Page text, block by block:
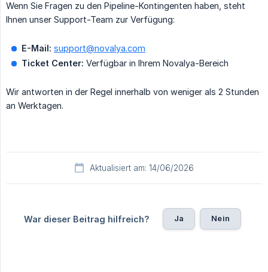
Wenn Sie Fragen zu den Pipeline-Kontingenten haben, steht
Ihnen unser Support-Team zur Verfügung:
E-Mail: support@novalya.com
Ticket Center: Verfügbar in Ihrem Novalya-Bereich
Wir antworten in der Regel innerhalb von weniger als 2 Stunden
an Werktagen.
Aktualisiert am: 14/06/2026
War dieser Beitrag hilfreich? Ja Nein